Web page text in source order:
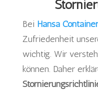
Bei Hansa
Zufriedenheit
wichtig. Wir
können. Daher